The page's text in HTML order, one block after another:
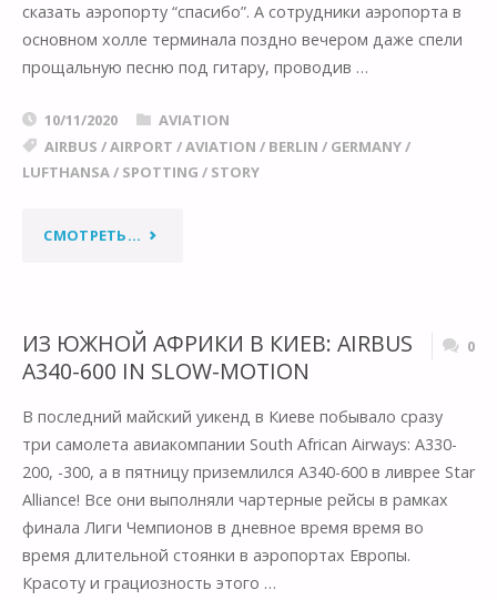
сказать аэропорту “спасибо”. А сотрудники аэропорта в
основном холле терминала поздно вечером даже спели
прощальную песню под гитару, проводив …
10/11/2020
AVIATION
AIRBUS /AIRPORT /AVIATION / BERLIN / GERMANY/
LUFTHANSA/ SPOTTING / STORY
СМОТРЕТЬ... "ПОСЛЕДНИЙ
АЭРОПОРТА
ТЕГЕЛЬ
В
БЕРЛИНЕ"
ИЗ ЮЖНОЙ АФРИКИ В КИЕВ: AIRBUS
A340-600 IN SLOW-MOTION
0
В последний майский уикенд в Киеве побывало сразу
три самолета авиакомпании South African Airways: A330-
200, -300, а в пятницу приземлился A340-600 в ливрее Star
Alliance! Все они выполняли чартерные рейсы в рамках
финала Лиги Чемпионов в дневное время время во
время длительной стоянки в аэропортах Европы.
Красоту и грациозность этого …